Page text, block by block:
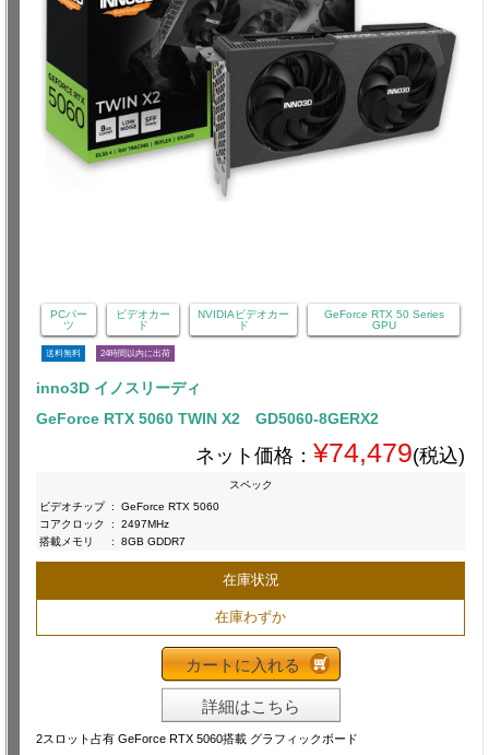
PCパー
ツ
ビデオカー
ド
NVIDIAビデオカー
ド
GeForce RTX 50 Series
GPU
送料無料 24時間以内に出荷
inno3D イノスリーディ
GeForce RTX 5060 TWIN X2 GD5060-8GERX2
ネット価格： ¥74,479(税込)
スペック
ビデオチップ :
GeForce RTX 5060
コアクロック
:
2497MHz
搭載メモリ
: 8GB GDDR7
在庫状況
在庫わずか
カートに入れる
詳細はこちら
2スロット占有 GeForce RTX 5060搭載 グラフィックボード